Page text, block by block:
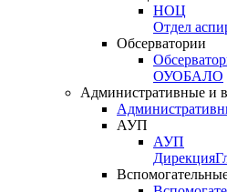
НОЦ
Отдел
Обсерватории
ОУОБАЛО
Административные и
АУП
АУП
Дирекция